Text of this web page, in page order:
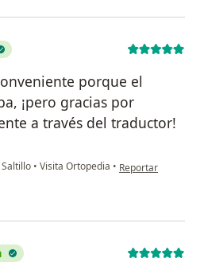
porque el
¡pero gracias por
a través del traductor!
• Visita Ortopedia • en opinión del
Reportar